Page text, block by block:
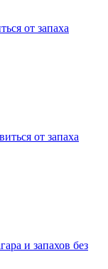
от запаха
от запаха
и запахов без